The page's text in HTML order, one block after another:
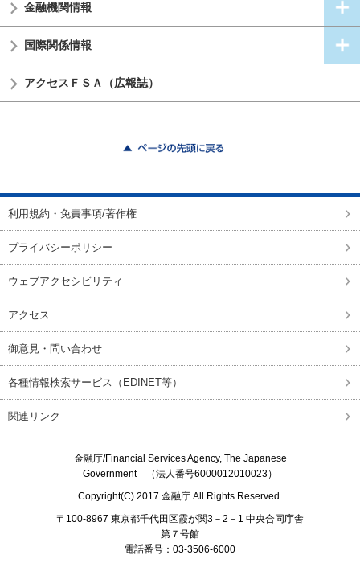
金融機関情報
国際関係情報
アクセスＦＳＡ（広報誌）
利用規約・免責事項/著作権
プライバシーポリシー
ウェブアクセシビリティ
アクセス
御意見・問い合わせ
各種情報検索サービス（EDINET等）
関連リンク
金融庁/Financial Services Agency, The Japanese
Government（法人番号6000012010023）
Copyright(C) 2017 金融庁 All Rights Reserved.
〒100-8967 東京都千代田区霞が関3－2－1 中央合同庁舎
第７号館
電話番号：03-3506-6000